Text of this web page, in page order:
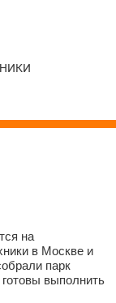
на
в Москве и
парк
выполнить